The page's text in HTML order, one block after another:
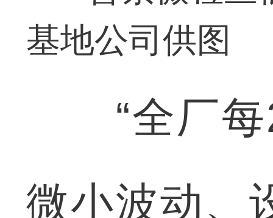
基地公司供图
“全厂每2
微小波动、